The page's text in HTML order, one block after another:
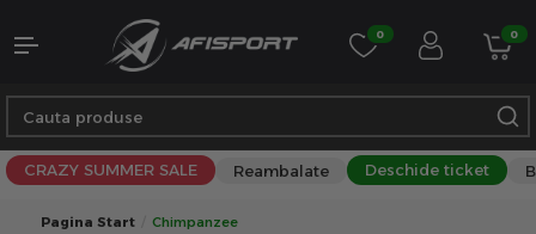
0 0
CRAZY SUMMER SALE Reambalate Deschide ticket
Pagina Start Chimpanzee